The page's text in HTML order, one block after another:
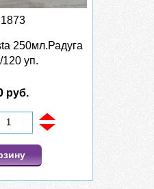
1873
250мл.Радуга
120 уп.
руб.